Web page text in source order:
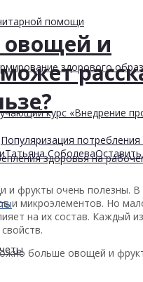
помощи
здорового
курс «Внедрение
здоровья на
овощей и
Популяризация
Татьяна СоболеваОставить
и фрукты очень полезны. В
и микроэлементов. Но
на их состав. Каждый
больше овощей и